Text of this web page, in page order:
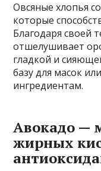
Овсяные хлопья
которые
Благодаря своей
отшелушивает
гладкой и
базу для масок
ингредиентам.
Авокадо —
жирных